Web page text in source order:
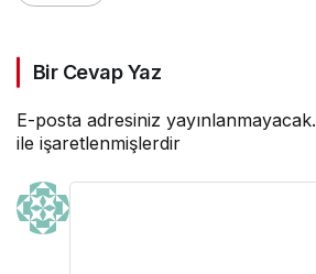
Bir Cevap Yaz
E-posta adresiniz yayınlanmayacak.
ile işaretlenmişlerdir